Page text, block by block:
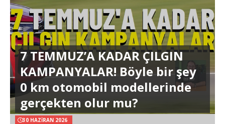
7 TEMMUZ’A KADAR ÇILGIN
KAMPANYALAR! Böyle bir şey
0 km otomobil modellerinde
gerçekten olur mu?
30 HAZIRAN 2026